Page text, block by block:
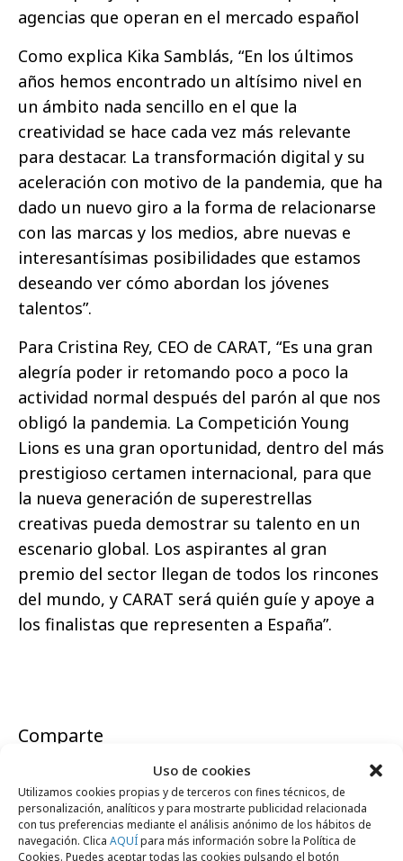
Uso de cookies
Utilizamos cookies propias y de terceros con fines técnicos, de
personalización, analíticos y para mostrarte publicidad relacionada
con tus preferencias mediante el análisis anónimo de los hábitos de
navegación. Clica AQUÍpara más información sobre la Política de
Cookies. Puedes aceptar todas las cookies pulsando el botón
agencias que operan en el mercado español
Como explica Kika Samblás, “En los últimos
años hemos encontrado un altísimo nivel en
un ámbito nada sencillo en el que la
creatividad se hace cada vez más relevante
para destacar. La transformación digital y su
aceleración con motivo de la pandemia, que ha
dado un nuevo giro a la forma de relacionarse
con las marcas y los medios, abre nuevas e
interesantísimas posibilidades que estamos
deseando ver cómo abordan los jóvenes
talentos”.
Para Cristina Rey, CEO de CARAT, “Es una gran
alegría poder ir retomando poco a poco la
actividad normal después del parón al que nos
obligó la pandemia. La Competición Young
Lions es una gran oportunidad, dentro del más
prestigioso certamen internacional, para que
la nueva generación de superestrellas
creativas pueda demostrar su talento en un
escenario global. Los aspirantes al gran
premio del sector llegan de todos los rincones
del mundo, y CARAT será quién guíe y apoye a
los finalistas que representen a España”.
Comparte
Noticias Relacionadas